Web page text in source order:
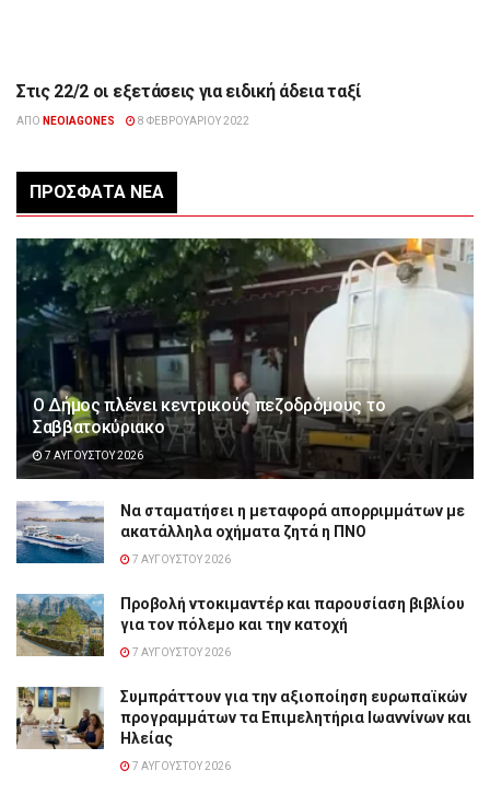
ΔΙΆΦΟΡΑ
Στις 22/2 οι εξετάσεις για ειδική άδεια ταξί
ΑΠΌ NEOIAGONES 8 ΦΕΒΡΟΥΑΡΊΟΥ 2022
ΠΡΌΣΦΑΤΑ ΝΈΑ
Ο Δήμος πλένει κεντρικούς πεζοδρόμους το
Σαββατοκύριακο
7 ΑΥΓΟΎΣΤΟΥ 2026
Να σταματήσει η μεταφορά απορριμμάτων με
ακατάλληλα οχήματα ζητά η ΠΝΟ
7 ΑΥΓΟΎΣΤΟΥ 2026
Προβολή ντοκιμαντέρ και παρουσίαση βιβλίου
για τον πόλεμο και την κατοχή
7 ΑΥΓΟΎΣΤΟΥ 2026
Συμπράττουν για την αξιοποίηση ευρωπαϊκών
προγραμμάτων τα Επιμελητήρια Ιωαννίνων και
Ηλείας
7 ΑΥΓΟΎΣΤΟΥ 2026